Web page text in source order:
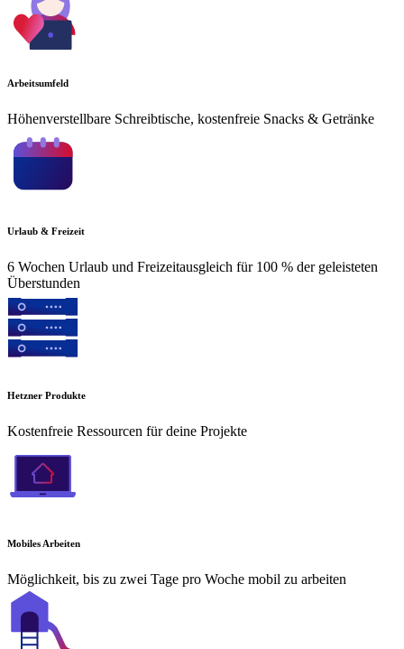
Arbeitsumfeld
Höhenverstellbare Schreibtische, kostenfreie Snacks & Getränke
Urlaub & Freizeit
6 Wochen Urlaub und Freizeitausgleich für 100 % der geleisteten
Überstunden
Hetzner Produkte
Kostenfreie Ressourcen für deine Projekte
Mobiles Arbeiten
Möglichkeit, bis zu zwei Tage pro Woche mobil zu arbeiten